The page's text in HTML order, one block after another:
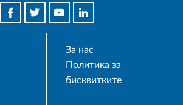
За нас
Политика за
бисквитките